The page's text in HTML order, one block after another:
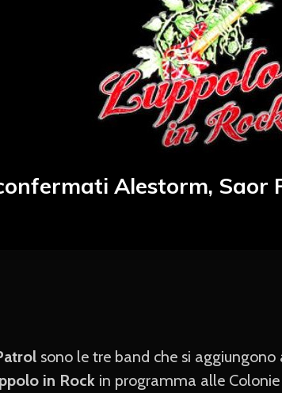
Alestorm, Saor
sono le tre band che si aggiungono
in Rock in programma alle Colonie